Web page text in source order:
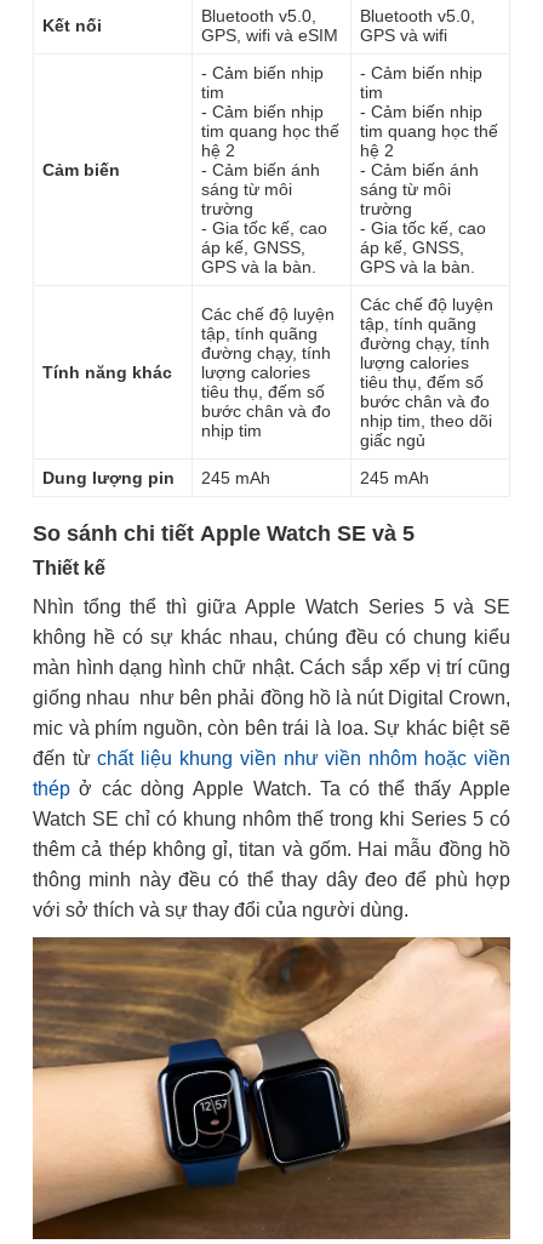
Kết nối
Bluetooth v5.0,
GPS, wifi và eSIM
Bluetooth v5.0,
GPS và wifi
Cảm biến
- Cảm biến nhịp
tim
- Cảm biến nhịp
tim quang học thế
hệ 2
- Cảm biến ánh
sáng từ môi
trường
- Gia tốc kế, cao
áp kế, GNSS,
GPS và la bàn.
- Cảm biến nhịp
tim
- Cảm biến nhịp
tim quang học thế
hệ 2
- Cảm biến ánh
sáng từ môi
trường
- Gia tốc kế, cao
áp kế, GNSS,
GPS và la bàn.
Tính năng khác
Các chế độ luyện
tập, tính quãng
đường chạy, tính
lượng calories
tiêu thụ, đếm số
bước chân và đo
nhịp tim
Các chế độ luyện
tập, tính quãng
đường chạy, tính
lượng calories
tiêu thụ, đếm số
bước chân và đo
nhịp tim, theo dõi
giấc ngủ
Dung lượng pin
245 mAh 245 mAh
So sánh chi tiết Apple Watch SE và 5
Thiết kế
Nhìn tổng thể thì giữa Apple Watch Series 5 và SE
không hề có sự khác nhau, chúng đều có chung kiểu
màn hình dạng hình chữ nhật. Cách sắp xếp vị trí cũng
giống nhau như bên phải đồng hồ là nút Digital Crown,
mic và phím nguồn, còn bên trái là loa. Sự khác biệt sẽ
đến từ chất liệu khung viền như viền nhôm hoặc viền
thép ở các dòng Apple Watch. Ta có thể thấy Apple
Watch SE chỉ có khung nhôm thế trong khi Series 5 có
thêm cả thép không gỉ, titan và gốm. Hai mẫu đồng hồ
thông minh này đều có thể thay dây đeo để phù hợp
với sở thích và sự thay đổi của người dùng.